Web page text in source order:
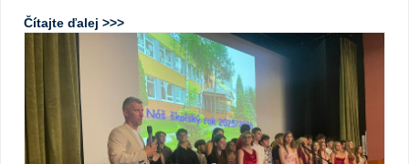
Čítajte ďalej >>>